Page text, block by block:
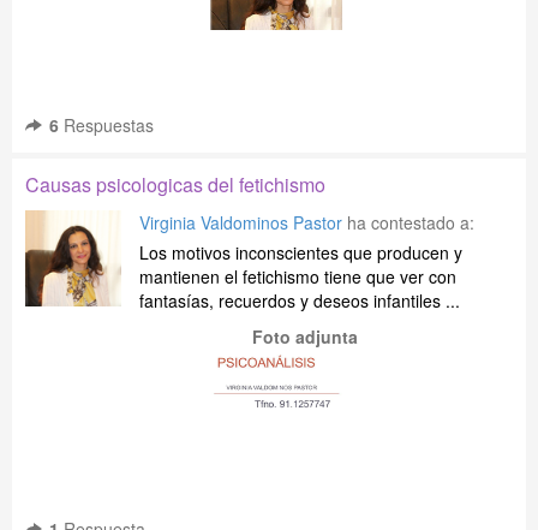
6 Respuestas
Causas psicologicas del fetichismo
Virginia Valdominos Pastor ha contestado a:
Los motivos inconscientes que producen y
mantienen el fetichismo tiene que ver con
fantasías, recuerdos y deseos infantiles ...
Foto adjunta